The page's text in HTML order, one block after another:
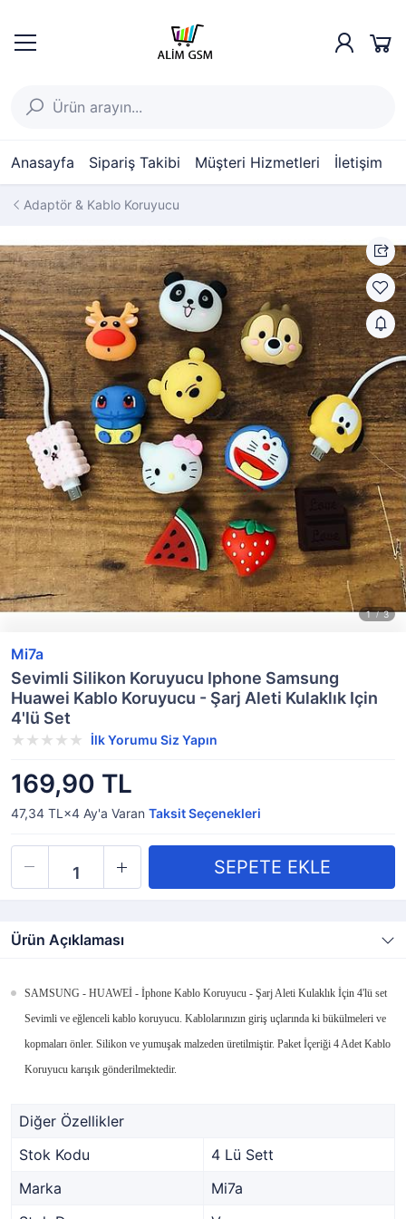
Anasayfa Sipariş Takibi Müşteri Hizmetleri İletişim
Adaptör & Kablo Koruyucu
Mi7a
Sevimli Silikon Koruyucu Iphone Samsung
Huawei Kablo Koruyucu - Şarj Aleti Kulaklık Için
4'lü Set
İlk Yorumu Siz Yapın
169,90 TL
47,34 TL×4 Ay'a Varan Taksit Seçenekleri
Ürün Açıklaması
SAMSUNG - HUAWEİ - İphone Kablo Koruyucu - Şarj Aleti Kulaklık İçin 4'lü set
Sevimli ve eğlenceli kablo koruyucu. Kablolarınızın giriş uçlarında ki bükülmeleri ve
kopmaları önler. Silikon ve yumuşak malzeden üretilmiştir. Paket İçeriği 4 Adet Kablo
Koruyucu karışık gönderilmektedir.
Diğer Özellikler
Stok Kodu
4 Lü Sett
Marka
Mi7a